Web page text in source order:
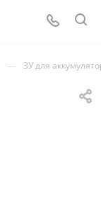
— ЗУ для